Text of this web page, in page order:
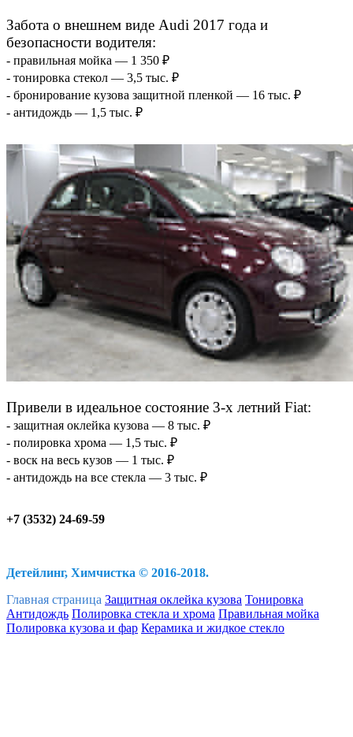
Забота о внешнем виде Audi 2017 года и
безопасноcти водителя:
- правильная мойка — 1 350 ₽
- тонировка стекол — 3,5 тыс. ₽
- бронирование кузова защитной пленкой — 16 тыс. ₽
- антидождь — 1,5 тыс. ₽
Привели в идеальное состояние 3-х летний Fiat:
- защитная оклейка кузова — 8 тыс. ₽
- полировка хрома — 1,5 тыс. ₽
- воск на весь кузов — 1 тыс. ₽
- антидождь на все стекла — 3 тыс. ₽
+7 (3532) 24-69-59
Детейлинг, Химчистка © 2016-2018.
Главная страница Защитная оклейка кузова Тонировка
Антидождь Полировка стекла и хрома Правильная мойка
Полировка кузова и фар Керамика и жидкое стекло